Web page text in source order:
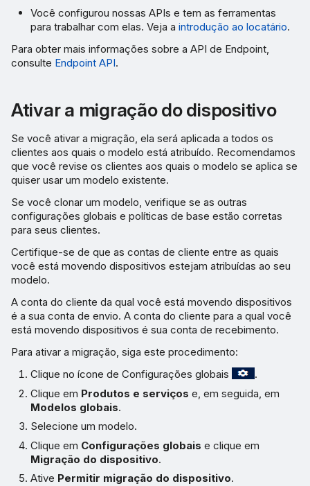
Você configurou nossas APIs e tem as ferramentas
para trabalhar com elas. Veja aintrodução ao locatário.
Para obter mais informações sobre a API de Endpoint,
consulte Endpoint API.
Ativar a migração do dispositivo
Se você ativar a migração, ela será aplicada a todos os
clientes aos quais o modelo está atribuído. Recomendamos
que você revise os clientes aos quais o modelo se aplica se
quiser usar um modelo existente.
Se você clonar um modelo, verifique se as outras
configurações globais e políticas de base estão corretas
para seus clientes.
Certifique-se de que as contas de cliente entre as quais
você está movendo dispositivos estejam atribuídas ao seu
modelo.
A conta do cliente da qual você está movendo dispositivos
é a sua conta de envio. A conta do cliente para a qual você
está movendo dispositivos é sua conta de recebimento.
Para ativar a migração, siga este procedimento:
Clique no ícone de Configurações globais
.
Clique em Produtos e serviços e, em seguida, em
Modelos globais.
Selecione um modelo.
Clique em Configurações globais e clique em
Migração do dispositivo.
Ative Permitir migração do dispositivo.